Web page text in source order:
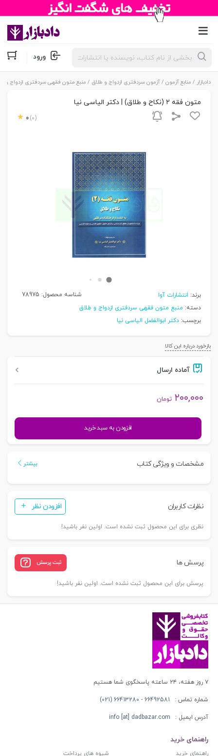
جستجوی
محصولات ورود
دادبازار / منابع آزمون /آزمون سردفتری ازدواج و طلاق / منبع متون فقهی سردفتری ازدواج و
متون فقه 2 (نکاح و طلاق) | دکتر الیاسی نیا
0 (0)
برند: انتشارات آوا شناسه محصول: 78975
دسته: منبع متون فقهی سردفتری ازدواج و طلاق
برچسب: دکتر ابوالفضل الیاسی نیا
بازخورد درباره این کالا
آماده ارسال
۲۰۰,۰۰۰ تومان
متون
فقه
(نکاح
دکتر
نیا
افزودن به سبد خرید
مشخصات و ویژگی کتاب بیشتر
نظرات کاربران افزودن نظر
نظری برای این محصول ثبت نشده است. اولین نفر باشید!
پرسش ها ثبت پرسش
پرسش برای این محصول ثبت نشده است. اولین نفر باشید!
۷ روز هفته، ۲۴ ساعته پاسخگوی شما هستیم
شماره تماس : 66492581 - 66413280 (021)
آدرس ایمیل : info [at] dadbazar.com
راهنمای خرید
راهنمای خرید
شیوه های پرداخت